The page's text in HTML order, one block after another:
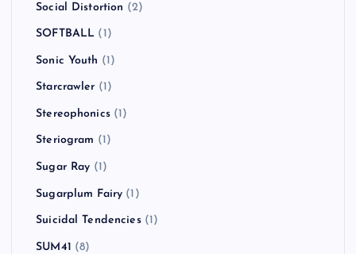
Social Distortion (2)
SOFTBALL (1)
Sonic Youth (1)
Starcrawler (1)
Stereophonics(1)
Steriogram (1)
Sugar Ray (1)
Sugarplum Fairy (1)
Suicidal Tendencies(1)
SUM41 (8)